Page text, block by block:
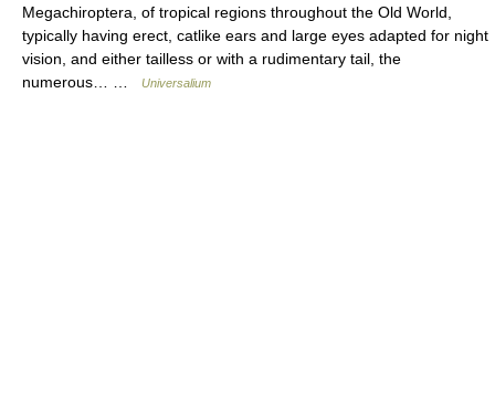
Megachiroptera, of tropical regions throughout the Old World,
typically having erect, catlike ears and large eyes adapted for night
vision, and either tailless or with a rudimentary tail, the
numerous… …
Universalium